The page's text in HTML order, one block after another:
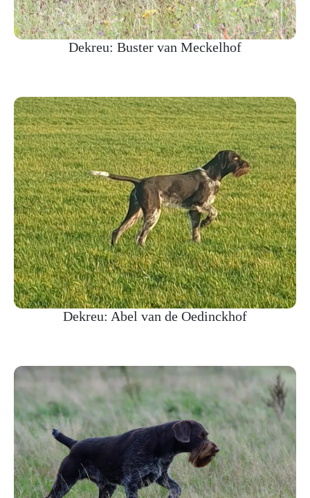
Dekreu: Buster van Meckelhof
Dekreu: Abel van de Oedinckhof